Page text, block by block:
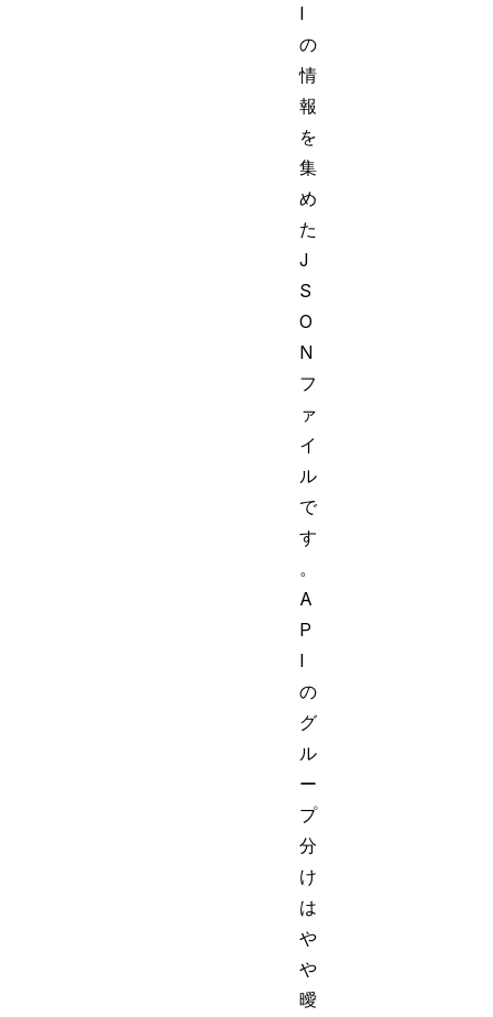
I
の
情
報
を
集
め
た
J
S
O
N
フ
ァ
イ
ル
で
す
。
A
P
I
の
グ
ル
ー
プ
分
け
は
や
や
曖